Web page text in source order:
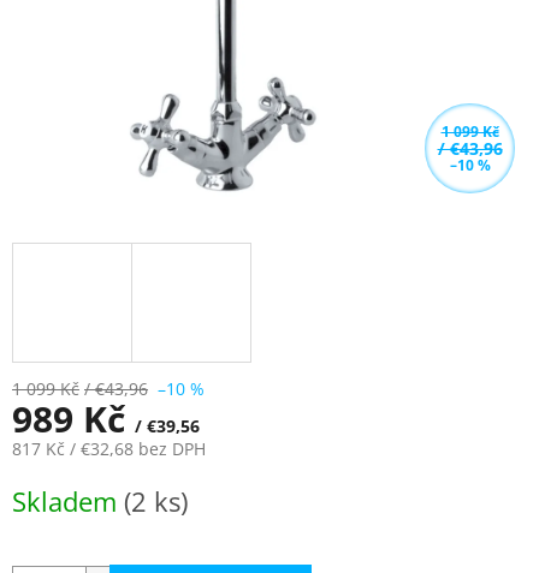
1 099 Kč
/ €43,96
–10 %
1 099 Kč / €43,96 –10 %
989 Kč / €39,56
817 Kč / €32,68 bez DPH
cena:
Skladem (2 ks)